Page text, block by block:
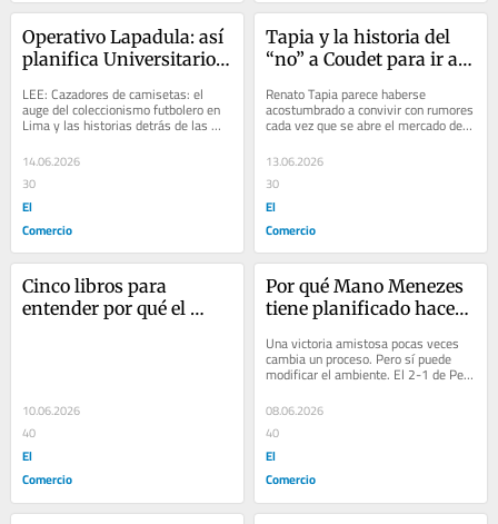
Operativo Lapadula: así
planifica Universitario
claves para entender su
impacto en el fútbol
LEE: Cazadores de camisetas: el
auge del coleccionismo futbolero en
Lima y las historias detrás de las
reliquias más codiciadas En Ate, sin
embargo,...
14.06.2026
30
El
Comercio
Tapia y la historia del
“no” a Coudet para ir a
pase frustrado y por qué
es lejana su vuelta
Renato Tapia parece haberse
acostumbrado a convivir con rumores
cada vez que se abre el mercado de
fichajes. En las últimas semanas, su
nombre...
13.06.2026
30
El
Comercio
Cinco libros para
entender por qué el
comprar
10.06.2026
40
El
Comercio
Por qué Mano Menezes
tiene planificado hacer
enfrentar a España
Una victoria amistosa pocas veces
cambia un proceso. Pero sí puede
modificar el ambiente. El 2-1 de Perú
los...
08.06.2026
40
El
Comercio